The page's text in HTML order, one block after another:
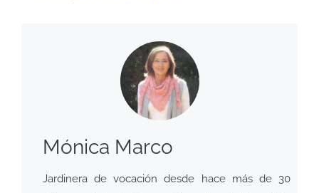
Mónica Marco
Jardinera de vocación desde hace más de 30